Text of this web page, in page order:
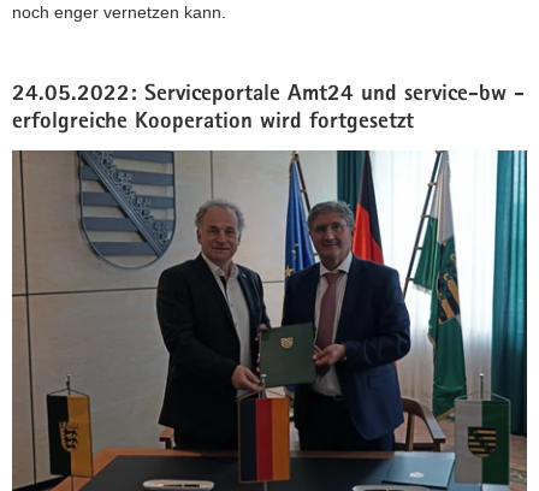
noch enger vernetzen kann.
24.05.2022: Serviceportale Amt24 und service-bw -
erfolgreiche Kooperation wird fortgesetzt